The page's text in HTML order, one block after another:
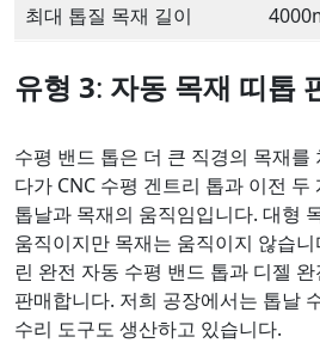
최대 톱질 목재 길이
유형 3: 자동 목재 띠톱
수평 밴드 톱은 더 큰 직경의 목재를
다가 CNC 수평 겐트리 톱과 이전
톱날과 목재의 움직임입니다. 대형
움직이지만 목재는 움직이지 않습니
린 완전 자동 수평 밴드 톱과 디젤
판매합니다. 저희 공장에서는 톱날
수리 도구도 생산하고 있습니다.